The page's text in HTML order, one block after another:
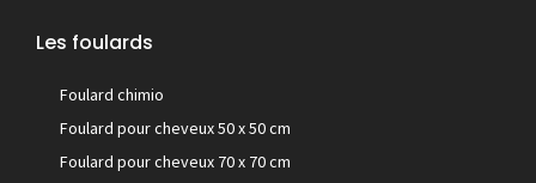
Les foulards
Foulard chimio
Foulard pour cheveux 50 x 50 cm
Foulard pour cheveux 70 x 70 cm